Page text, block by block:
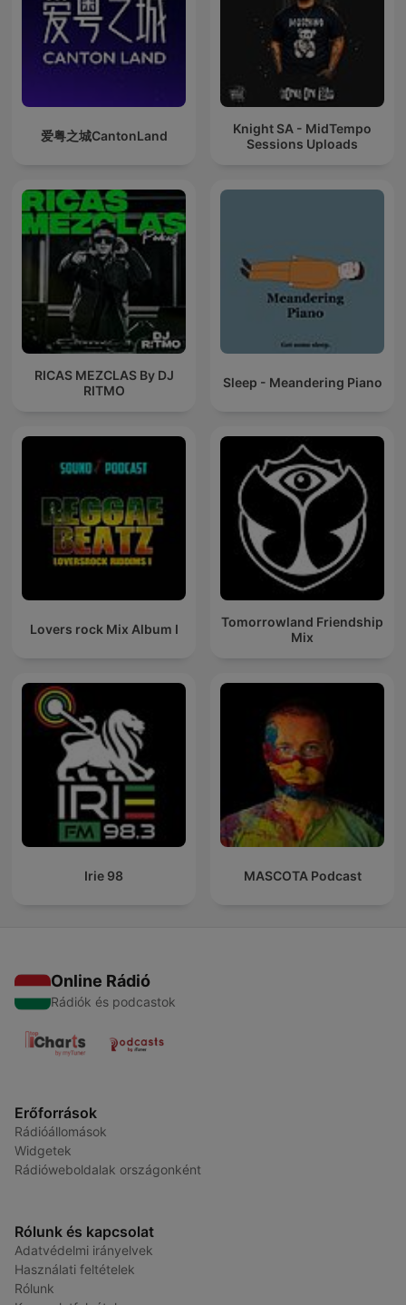
爱粤之城CantonLand
Knight SA - MidTempo
Sessions Uploads
RICAS MEZCLAS By DJ
RITMO
Sleep - Meandering Piano
Lovers rock Mix Album I
Tomorrowland Friendship
Mix
Irie 98 MASCOTA Podcast
Online Rádió
Rádiók és podcastok
Erőforrások
Rádióállomások
Widgetek
Rádióweboldalak országonként
Rólunk és kapcsolat
Adatvédelmi irányelvek
Használati feltételek
Rólunk